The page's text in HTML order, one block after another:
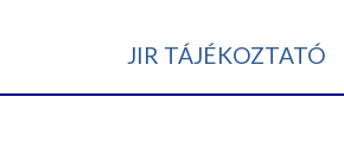
JIR TÁJÉKOZTATÓ